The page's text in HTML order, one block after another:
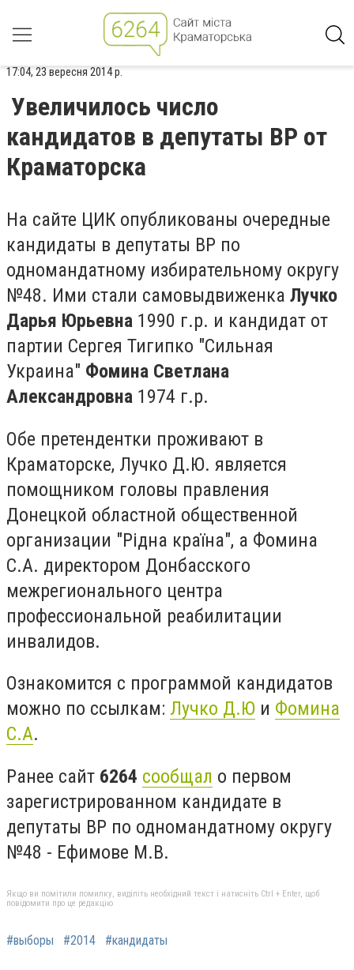
17:04, 23 вересня 2014 р.
Увеличилось число
кандидатов в депутаты ВР от
Краматорска
На сайте ЦИК опубликованы очередные
кандидаты в депутаты ВР по
одномандатному избирательному округу
№48. Ими стали самовыдвиженка Лучко
Дарья Юрьевна 1990 г.р. и кандидат от
партии Сергея Тигипко "Сильная
Украина" Фомина Светлана
Александровна 1974 г.р.
Обе претендентки проживают в
Краматорске, Лучко Д.Ю. является
помощником головы правления
Донецкой областной общественной
организации "Рідна країна", а Фомина
С.А. директором Донбасского
межрегионального центра
профессиональной реабилитации
инвалидов.
Ознакомится с программой кандидатов
можно по ссылкам: Лучко Д.Ю и Фомина
С.А.
Ранее сайт 6264 сообщал о первом
зарегистрированном кандидате в
депутаты ВР по одномандатному округу
№48 - Ефимове М.В.
Якщо ви помітили помилку, виділіть необхідний текст і натисніть Ctrl + Enter, щоб
повідомити про це редакцію
#выборы #2014 #кандидаты